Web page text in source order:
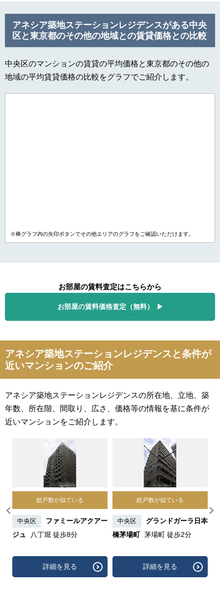
アネシア築地ステーションレジデンスがある中央
区と東京都のその他の地域との賃貸価格との比較
中央区のマンションの賃貸の平均価格と東京都のその他の
地域の平均賃貸価格の比較をグラフでご紹介します。
※棒グラフ内の矢印ボタンでその他エリアのグラフをご確認いただけます。
お部屋の賃料査定はこちらから
お部屋の賃料価格査定（無料）
アネシア築地ステーションレジデンスと条件が
近いマンションのご紹介
アネシア築地ステーションレジデンスの所在地、立地、築
年数、所在階、間取り、広さ、価格等の情報を基に条件が
近いマンションをご紹介します。
総戸数が似ている
中央区
ファミールアクアー
ジュ
八丁堀 徒歩8分
詳細を見る
総戸数が似ている
中央区
グランドガーラ日本
橋茅場町 茅場町 徒歩2分
詳細を見る